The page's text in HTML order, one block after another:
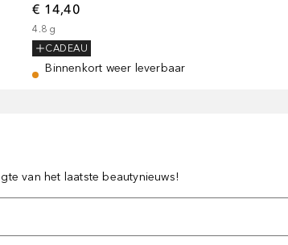
€ 14,40
4.8 g
CADEAU
Binnenkort weer leverbaar
van het laatste beautynieuws!